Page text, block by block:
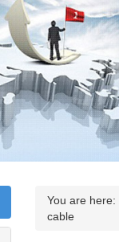
You are here:
cable